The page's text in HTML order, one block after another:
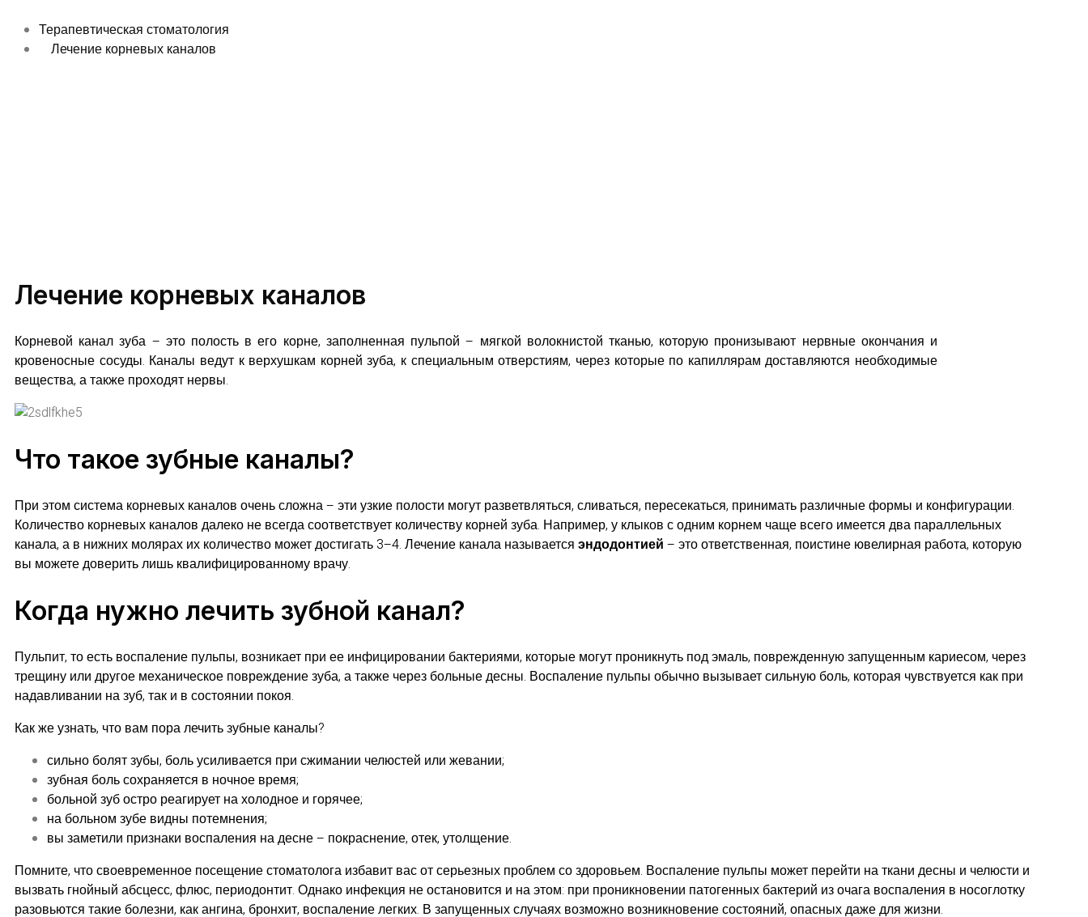
Терапевтическая стоматология
Лечение корневых каналов
Лечение корневых каналов
Корневой канал зуба – это полость в его корне, заполненная пульпой – мягкой волокнистой тканью, которую пронизывают нервные окончания и
кровеносные сосуды. Каналы ведут к верхушкам корней зуба, к специальным отверстиям, через которые по капиллярам доставляются необходимые
вещества, а также проходят нервы.
Что такое зубные каналы?
При этом система корневых каналов очень сложна – эти узкие полости могут разветвляться, сливаться, пересекаться, принимать различные формы и конфигурации.
Количество корневых каналов далеко не всегда соответствует количеству корней зуба. Например, у клыков с одним корнем чаще всего имеется два параллельных
канала, а в нижних молярах их количество может достигать 3–4. Лечение канала называется эндодонтией – это ответственная, поистине ювелирная работа, которую
вы можете доверить лишь квалифицированному врачу.
Когда нужно лечить зубной канал?
Пульпит, то есть воспаление пульпы, возникает при ее инфицировании бактериями, которые могут проникнуть под эмаль, поврежденную запущенным кариесом, через
трещину или другое механическое повреждение зуба, а также через больные десны. Воспаление пульпы обычно вызывает сильную боль, которая чувствуется как при
надавливании на зуб, так и в состоянии покоя.
Как же узнать, что вам пора лечить зубные каналы?
сильно болят зубы, боль усиливается при сжимании челюстей или жевании;
зубная боль сохраняется в ночное время;
больной зуб остро реагирует на холодное и горячее;
на больном зубе видны потемнения;
вы заметили признаки воспаления на десне – покраснение, отек, утолщение.
Помните, что своевременное посещение стоматолога избавит вас от серьезных проблем со здоровьем. Воспаление пульпы может перейти на ткани десны и челюсти и
вызвать гнойный абсцесс, флюс, периодонтит. Однако инфекция не остановится и на этом: при проникновении патогенных бактерий из очага воспаления в носоглотку
разовьются такие болезни, как ангина, бронхит, воспаление легких. В запущенных случаях возможно возникновение состояний, опасных даже для жизни.